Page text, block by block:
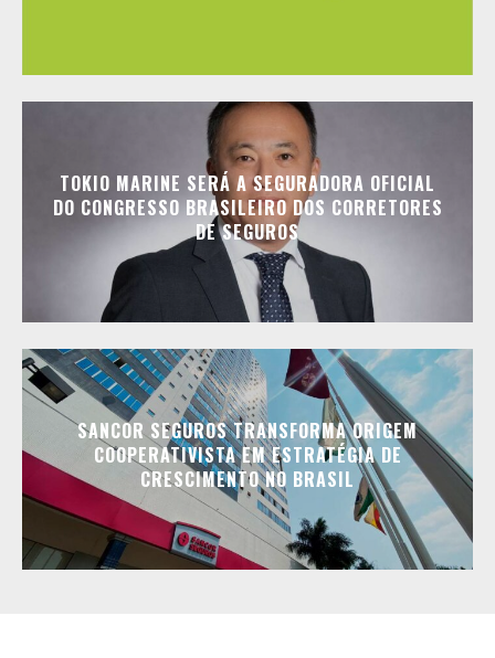
TOKIO MARINE SERÁ A SEGURADORA OFICIAL
DO CONGRESSO BRASILEIRO DOS CORRETORES
DE SEGUROS
SANCOR SEGUROS TRANSFORMA ORIGEM
COOPERATIVISTA EM ESTRATÉGIA DE
CRESCIMENTO NO BRASIL